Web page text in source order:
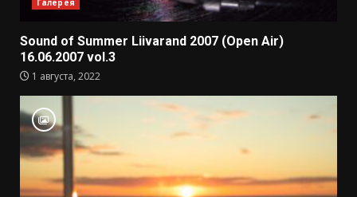
Галерея
Sound of Summer Liivarand 2007 (Open Air)
16.06.2007 vol.3
1 августа, 2022